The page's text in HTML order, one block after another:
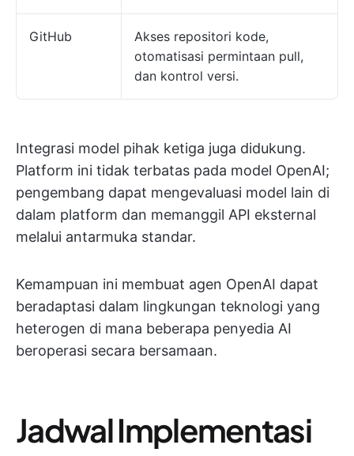
GitHub
Akses repositori kode,
otomatisasi permintaan pull,
dan kontrol versi.
Integrasi model pihak ketiga juga didukung.
Platform ini tidak terbatas pada model OpenAI;
pengembang dapat mengevaluasi model lain di
dalam platform dan memanggil API eksternal
melalui antarmuka standar.
Kemampuan ini membuat agen OpenAI dapat
beradaptasi dalam lingkungan teknologi yang
heterogen di mana beberapa penyedia AI
beroperasi secara bersamaan.
Jadwal Implementasi